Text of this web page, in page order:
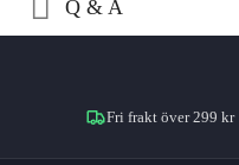
Q & A
Fri frakt över 299 kr